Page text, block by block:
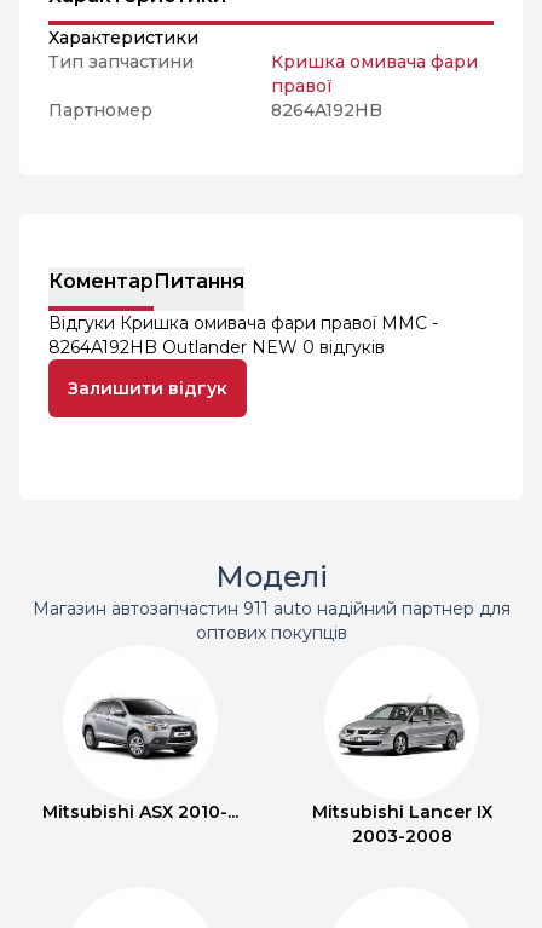
Характеристики
Тип запчастини
Кришка омивача фари
правої
Партномер
8264A192HB
КоментарПитання
Відгуки Кришка омивача фари правої MMC -
8264A192HB Outlander NEW 0 відгуків
Залишити відгук
Моделі
Магазин автозапчастин 911 auto надійний партнер для
оптових покупців
Mitsubishi ASX 2010-...
Mitsubishi Lancer IX
2003-2008